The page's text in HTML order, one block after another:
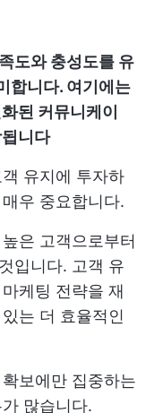
도와 충성도를 유
합니다. 여기에는
된 커뮤니케이
니다
유지에 투자하
우 중요합니다.
은 고객으로부터
입니다. 고객 유
케팅 전략을 재
는 더 효율적인
보에만 집중하는
많습니다.